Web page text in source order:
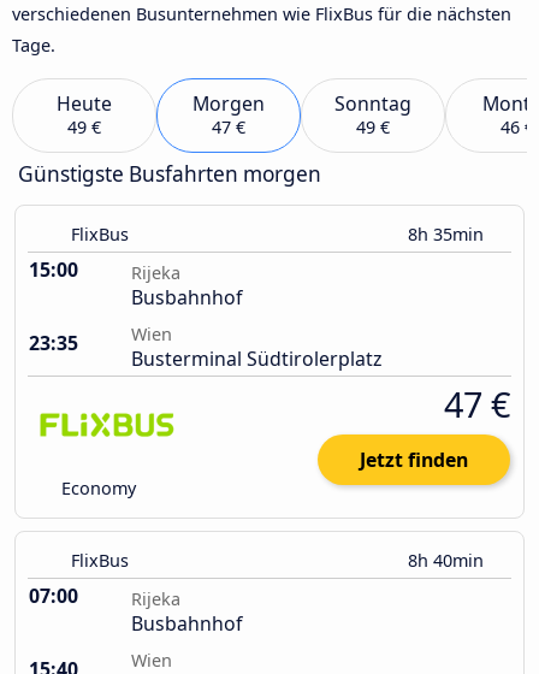
verschiedenen Busunternehmen wie FlixBus für die nächsten
Tage.
Heute
49 €
Morgen
47 €
Sonntag
49 € 46 €
Günstigste Busfahrten morgen
FlixBus 8h 35min
15:00 Rijeka
Busbahnhof
23:35
Wien
Busterminal Südtirolerplatz
Economy
47 €
Jetzt finden
FlixBus 8h 40min
07:00 Rijeka
Busbahnhof
Wien